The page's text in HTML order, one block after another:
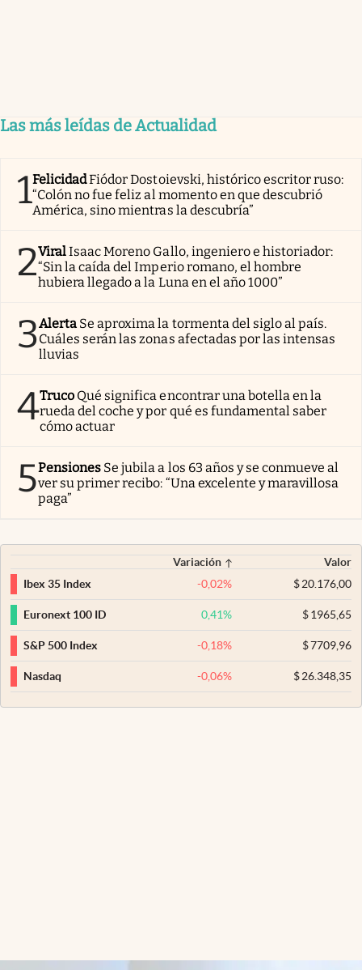
Las más leídas de Actualidad
1FelicidadFiódor Dostoievski, histórico escritor ruso:
“Colón no fue feliz al momento en que descubrió
América, sino mientras la descubría”
2ViralIsaac Moreno Gallo, ingeniero e historiador:
“Sin la caída del Imperio romano, el hombre
hubiera llegado a la Luna en el año 1000”
3Alerta Se aproxima la tormenta del siglo al país.
Cuáles serán las zonas afectadas por las intensas
lluvias
4Truco Qué significa encontrar una botella en la
rueda del coche y por qué es fundamental saber
cómo actuar
5Pensiones Se jubila a los 63 años y se conmueve al
ver su primer recibo: “Una excelente y maravillosa
paga”
Variación
Valor
Ibex 35 Index
-0,02% $20.176,00
Euronext 100 ID 0,41% $1965,65
S&P 500 Index -0,18% $7709,96
Nasdaq -0,06% $26.348,35